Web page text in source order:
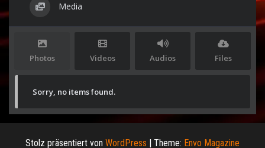
Media
Photos Videos Audios Files
Sorry, no items found.
Stolz präsentiert von WordPress | Theme: Envo Magazine